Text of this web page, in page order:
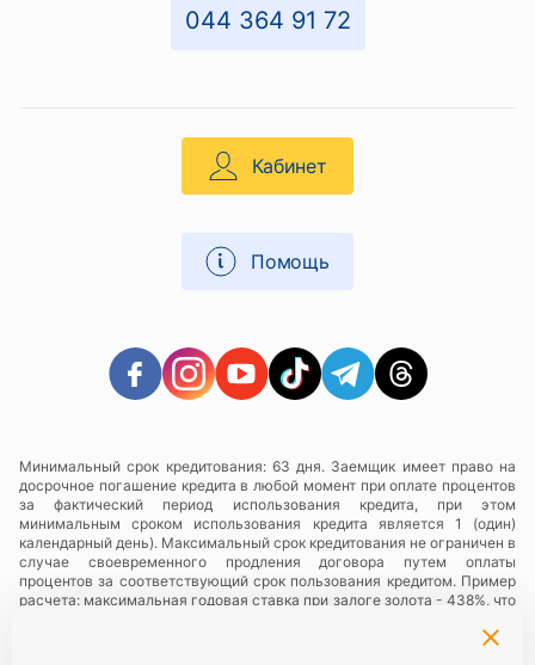
044 364 91 72
Кабинет
Помощь
Минимальный срок кредитования: 63 дня. Заемщик имеет право на
досрочное погашение кредита в любой момент при оплате процентов
за фактический период использования кредита, при этом
минимальным сроком использования кредита является 1 (один)
календарный день). Максимальный срок кредитования не ограничен в
случае своевременного продления договора путем оплаты
процентов за соответствующий срок пользования кредитом. Пример
расчета: максимальная годовая ставка при залоге золота - 438%, что
грн., плата за пользование кредитом - 1,3% в день, составляющий 13